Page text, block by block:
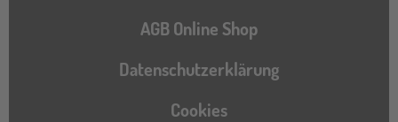
AGB Online Shop
Datenschutzerklärung
Cookies